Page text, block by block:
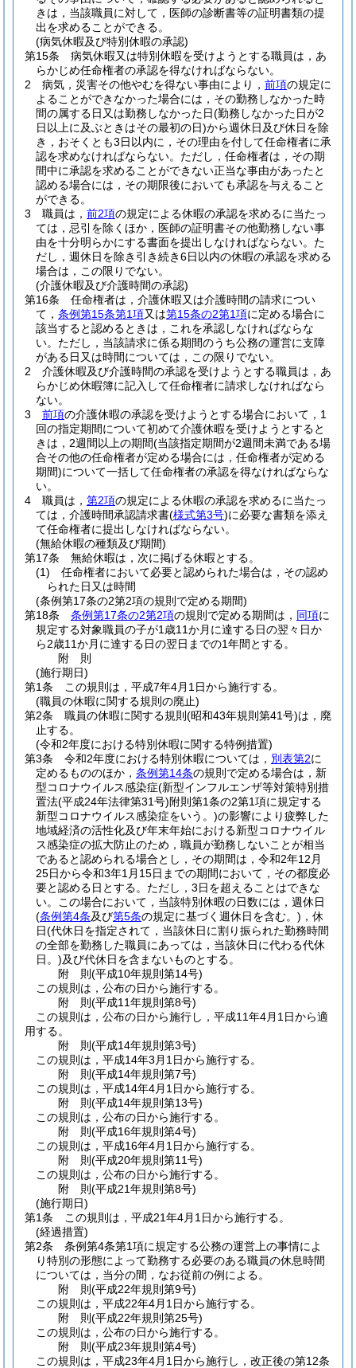
きは，当該職員に対して，医師の診断書等の証明書類の提
出を求めることができる。
(病気休暇及び特別休暇の承認)
第15条
病気休暇又は特別休暇を受けようとする職員は，あ
らかじめ任命権者の承認を得なければならない。
2
病気，災害その他やむを得ない事由により， 前項の規定に
よることができなかった場合には，その勤務しなかった時
間の属する日又は勤務しなかった日(勤務しなかった日が2
日以上に及ぶときはその最初の日)から週休日及び休日を除
き，おそくとも3日以内に，その理由を付して任命権者に承
認を求めなければならない。 ただし，任命権者は，その期
間中に承認を求めることができない正当な事由があったと
認める場合には，その期限後においても承認を与えること
ができる。
3
職員は， 前2項の規定による休暇の承認を求めるに当たっ
ては，忌引を除くほか，医師の証明書その他勤務しない事
由を十分明らかにする書面を提出しなければならない。 た
だし，週休日を除き引き続き6日以内の休暇の承認を求める
場合は，この限りでない。
(介護休暇及び介護時間の承認)
第16条
任命権者は，介護休暇又は介護時間の請求につい
て， 条例第15条第1項又は第15条の2第1項に定める場合に
該当すると認めるときは，これを承認しなければならな
い。 ただし，当該請求に係る期間のうち公務の運営に支障
がある日又は時間については，この限りでない。
2
介護休暇及び介護時間の承認を受けようとする職員は，あ
らかじめ休暇簿に記入して任命権者に請求しなければなら
ない。
3
前項の介護休暇の承認を受けようとする場合において，1
回の指定期間について初めて介護休暇を受けようとすると
きは，2週間以上の期間(当該指定期間が2週間未満である場
合その他の任命権者が定める場合には，任命権者が定める
期間)について一括して任命権者の承認を得なければならな
い。
4
職員は， 第2項の規定による休暇の承認を求めるに当たっ
ては，介護時間承認請求書(様式第3号)に必要な書類を添え
て任命権者に提出しなければならない。
(無給休暇の種類及び期間)
第17条
無給休暇は，次に掲げる休暇とする。
(1)
任命権者において必要と認められた場合は，その認め
られた日又は時間
(条例第17条の2第2項の規則で定める期間)
第18条
条例第17条の2第2項の規則で定める期間は， 同項に
規定する対象職員の子が1歳11か月に達する日の翌々日か
ら2歳11か月に達する日の翌日までの1年間とする。
附 則
(施行期日)
第1条
この規則は，平成7年4月1日から施行する。
(職員の休暇に関する規則の廃止)
第2条
職員の休暇に関する規則 (昭和43年規則第41号)は，廃
止する。
(令和2年度における特別休暇に関する特例措置)
第3条
令和2年度における特別休暇については， 別表第2に
定めるもののほか， 条例第14条の規則で定める場合は，新
型コロナウイルス感染症(新型インフルエンザ等対策特別措
置法(平成24年法律第31号)附則第1条の2第1項に規定する
新型コロナウイルス感染症をいう。)の影響により疲弊した
地域経済の活性化及び年末年始における新型コロナウイル
ス感染症の拡大防止のため，職員が勤務しないことが相当
であると認められる場合とし，その期間は，令和2年12月
25日から令和3年1月15日までの期間において，その都度必
要と認める日とする。 ただし，3日を超えることはできな
い。
この場合において，当該特別休暇の日数には，週休日
(条例第4条及び第5条の規定に基づく週休日を含む。) ，休
日(代休日を指定されて，当該休日に割り振られた勤務時間
の全部を勤務した職員にあっては，当該休日に代わる代休
日。)及び代休日を含まないものとする。
附 則(平成10年規則第14号)
この規則は，公布の日から施行する。
附 則(平成11年規則第8号)
この規則は，公布の日から施行し，平成11年4月1日から適
用する。
附 則(平成14年規則第3号)
この規則は，平成14年3月1日から施行する。
附 則(平成14年規則第7号)
この規則は，平成14年4月1日から施行する。
附 則(平成14年規則第13号)
この規則は，公布の日から施行する。
附 則(平成16年規則第4号)
この規則は，平成16年4月1日から施行する。
附 則(平成20年規則第11号)
この規則は，公布の日から施行する。
附 則(平成21年規則第8号)
(施行期日)
第1条
この規則は，平成21年4月1日から施行する。
(経過措置)
第2条
条例第4条第1項に規定する公務の運営上の事情によ
り特別の形態によって勤務する必要のある職員の休息時間
については，当分の間，なお従前の例による。
附 則(平成22年規則第9号)
この規則は，平成22年4月1日から施行する。
附 則(平成22年規則第25号)
この規則は，公布の日から施行する。
附 則(平成23年規則第4号)
この規則は，平成23年4月1日から施行し，改正後の第12条